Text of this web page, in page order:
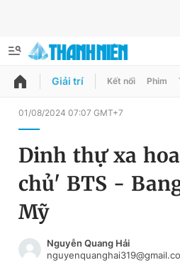
QUẢNG CÁO
Chuyên mục
Chuyên mục khác
Chào ngày mới
Đổi mật khẩu
Tin đã lưu
Tin đã xem
Đăng xuất
Giải trí Kết nối Phim
01/08/2024 07:07 GMT+7
Dinh thự xa
chủ' BTS -
Mỹ
Nguyễn Quang Hải